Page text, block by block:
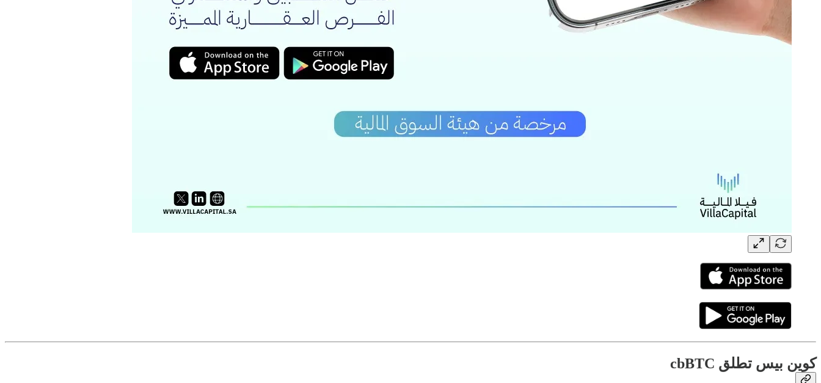
كوين بيس تطلق cbBTC